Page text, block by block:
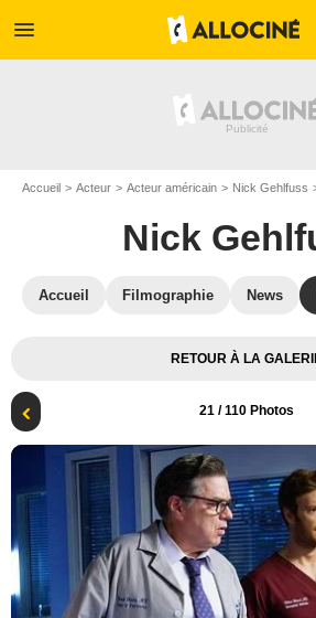
menu
Accueil Acteur Acteur américain Nick Gehlfuss
Nick
Accueil Filmographie News
RETOUR À LA
21 / 110 Photos